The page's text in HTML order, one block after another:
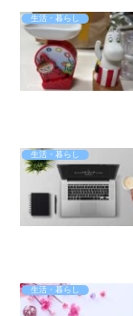
生活・暮らし
生活・暮らし
生活・暮らし